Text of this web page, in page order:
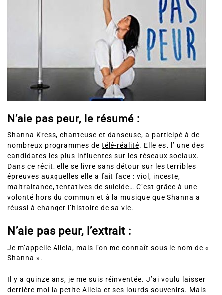
N’aie pas peur, le résumé :
Shanna Kress, chanteuse et danseuse, a participé à de
nombreux programmes de télé-réalité. Elle est l’ une des
candidates les plus influentes sur les réseaux sociaux.
Dans ce récit, elle se livre sans détour sur les terribles
épreuves auxquelles elle a fait face : viol, inceste,
maltraitance, tentatives de suicide… C’est grâce à une
volonté hors du commun et à la musique que Shanna a
réussi à changer l’histoire de sa vie.
N’aie pas peur, l’extrait :
Je m’appelle Alicia, mais l’on me connaît sous le nom de «
Shanna ».
Il y a quinze ans, je me suis réinventée. J’ai voulu laisser
derrière moi la petite Alicia et ses lourds souvenirs. Mais